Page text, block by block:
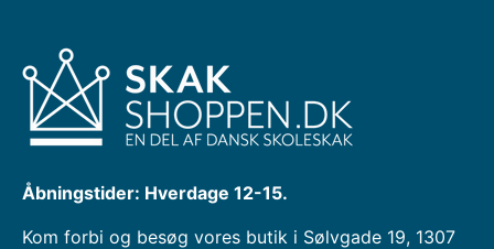
Åbningstider: Hverdage 12-15.
Kom forbi og besøg vores butik i Sølvgade 19, 1307